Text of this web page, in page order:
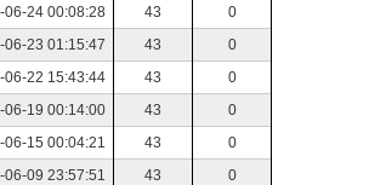
06-24 00:08:28 43
0
06-23 01:15:47 43
0
06-22 15:43:44 43
0
06-19 00:14:00 43
0
06-15 00:04:21 43
0
06-09 23:57:51 43
0